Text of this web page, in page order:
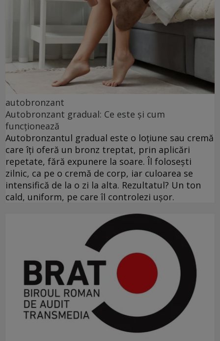
autobronzant
Autobronzant gradual: Ce este și cum
funcționează
Autobronzantul gradual este o loțiune sau cremă
care îți oferă un bronz treptat, prin aplicări
repetate, fără expunere la soare. Îl folosești
zilnic, ca pe o cremă de corp, iar culoarea se
intensifică de la o zi la alta. Rezultatul? Un ton
cald, uniform, pe care îl controlezi ușor.